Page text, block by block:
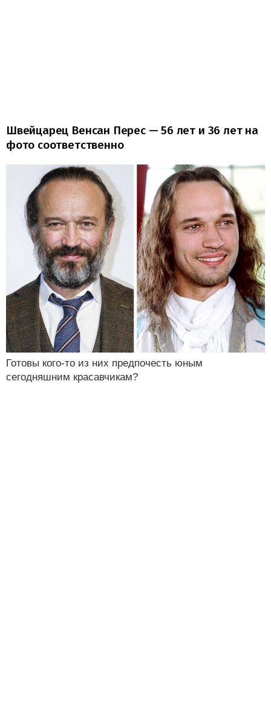
Швейцарец Венсан Перес — 56 лет и 36 лет на
фото соответственно
Готовы кого-то из них предпочесть юным
сегодняшним красавчикам?